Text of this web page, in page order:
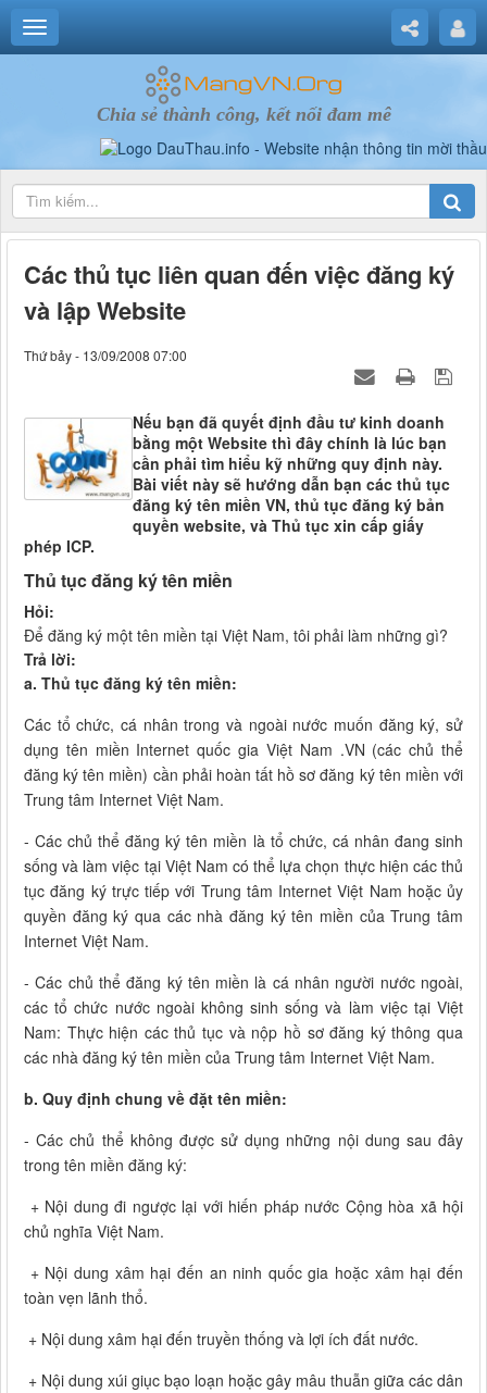
Chia sẻ thành công, kết nối đam mê
Các thủ tục liên quan đến việc đăng ký
và lập Website
Thứ bảy - 13/09/2008 07:00
Nếu bạn đã quyết định đầu tư kinh doanh
bằng một Website thì đây chính là lúc bạn
cần phải tìm hiểu kỹ những quy định này.
Bài viết này sẽ hướng dẫn bạn các thủ tục
đăng ký tên miền VN, thủ tục đăng ký bản
quyền website, và Thủ tục xin cấp giấy
phép ICP.
Thủ tục đăng ký tên miền
Hỏi:
Để đăng ký một tên miền tại Việt Nam, tôi phải làm những gì?
Trả lời:
a. Thủ tục đăng ký tên miền:
Các tổ chức, cá nhân trong và ngoài nước muốn đăng ký, sử
dụng tên miền Internet quốc gia Việt Nam .VN (các chủ thể
đăng ký tên miền) cần phải hoàn tất hồ sơ đăng ký tên miền với
Trung tâm Internet Việt Nam.
- Các chủ thể đăng ký tên miền là tổ chức, cá nhân đang sinh
sống và làm việc tại Việt Nam có thể lựa chọn thực hiện các thủ
tục đăng ký trực tiếp với Trung tâm Internet Việt Nam hoặc ủy
quyền đăng ký qua các nhà đăng ký tên miền của Trung tâm
Internet Việt Nam.
- Các chủ thể đăng ký tên miền là cá nhân người nước ngoài,
các tổ chức nước ngoài không sinh sống và làm việc tại Việt
Nam: Thực hiện các thủ tục và nộp hồ sơ đăng ký thông qua
các nhà đăng ký tên miền của Trung tâm Internet Việt Nam.
b. Quy định chung về đặt tên miền:
- Các chủ thể không được sử dụng những nội dung sau đây
trong tên miền đăng ký:
+ Nội dung đi ngược lại với hiến pháp nước Cộng hòa xã hội
chủ nghĩa Việt Nam.
+ Nội dung xâm hại đến an ninh quốc gia hoặc xâm hại đến
toàn vẹn lãnh thổ.
+ Nội dung xâm hại đến truyền thống và lợi ích đất nước.
+ Nội dung xúi giục bạo loạn hoặc gây mâu thuẫn giữa các dân